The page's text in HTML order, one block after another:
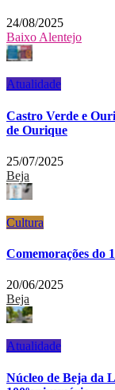
24/08/2025
Baixo Alentejo
Atualidade
Castro Verde e
de Ourique
25/07/2025
Beja
Cultura
Comemorações do
20/06/2025
Beja
Atualidade
Núcleo de Beja da